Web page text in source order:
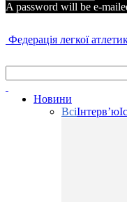
A password will be e-
Федерація легкої
Новини
ВсіІнтерв’ю